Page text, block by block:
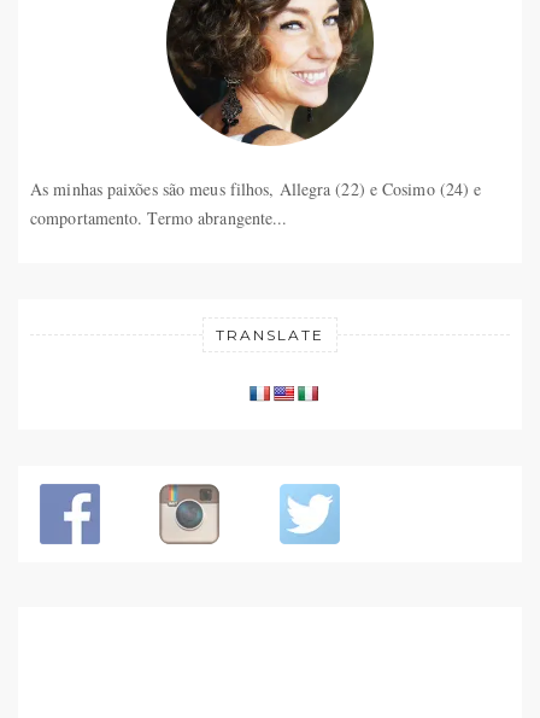
As minhas paixões são meus filhos, Allegra (22) e Cosimo (24) e
comportamento. Termo abrangente...
TRANSLATE